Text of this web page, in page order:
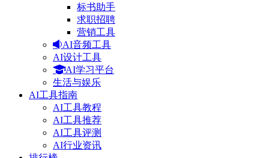
标书助手
求职招聘
营销工具
AI音频工具
AI设计工具
AI学习平台
生活与娱乐
AI工具指南
AI工具教程
AI工具推荐
AI工具评测
AI行业资讯